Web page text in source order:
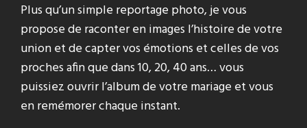
Plus qu’un simple reportage photo, je vous
propose de raconter en images l’histoire de votre
union et de capter vos émotions et celles de vos
proches afin que dans 10, 20, 40 ans… vous
puissiez ouvrir l’album de votre mariage et vous
en remémorer chaque instant.